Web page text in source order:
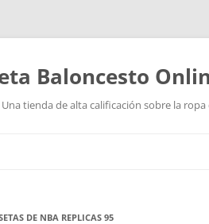
Baloncesto
tienda de alta calificación sobre la
DE NBA REPLICAS 95